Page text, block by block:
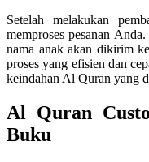
Setelah melakukan
memproses pesanan
nama anak akan dikirim
proses yang efisien dan
keindahan Al Quran yang
Al Quran
Buku